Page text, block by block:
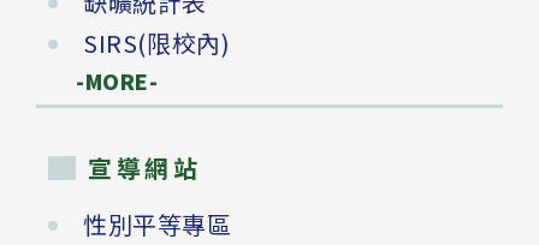
SIRS(限校內)
-MORE-
宣導網站
性別平等專區